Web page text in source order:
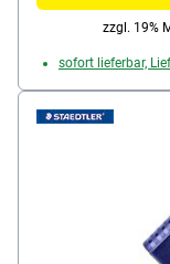
Inhalt pro
zzgl. 19%
sofort lieferbar,